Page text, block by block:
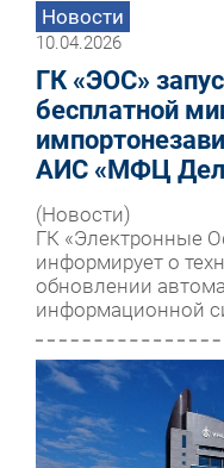
Новости
10.04.2026
ГК «ЭОС»
бесплатной
АИС «МФЦ
(Новости)
ГК «Электронные
информирует о
обновлении
информационной